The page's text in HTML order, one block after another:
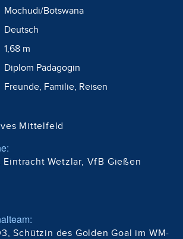
Mochudi/Botswana
Deutsch
1,68 m
Diplom Pädagogin
Freunde, Familie, Reisen
Mittelfeld
Eintracht Wetzlar, VfB Gießen
Schützin des Golden Goal im WM-